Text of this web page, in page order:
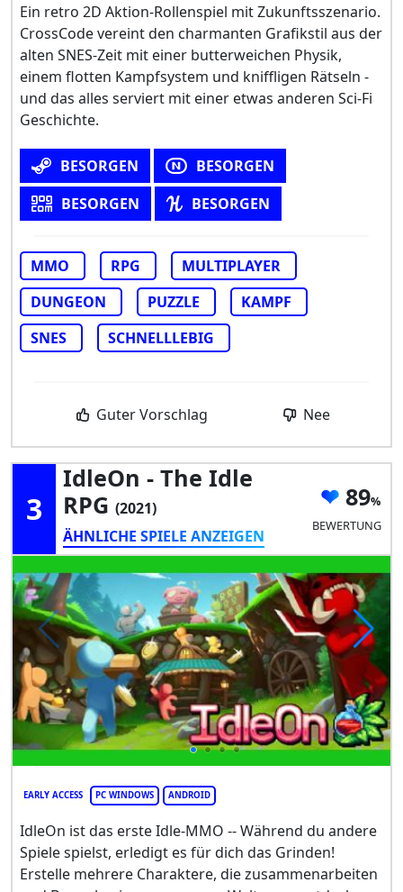
Ein retro 2D Aktion-Rollenspiel mit Zukunftsszenario.
CrossCode vereint den charmanten Grafikstil aus der
alten SNES-Zeit mit einer butterweichen Physik,
einem flotten Kampfsystem und kniffligen Rätseln -
und das alles serviert mit einer etwas anderen Sci-Fi
Geschichte.
BESORGEN
BESORGEN
BESORGEN
BESORGEN
MMO RPG
MULTIPLAYER
DUNGEON
PUZZLE
KAMPF
SNES
SCHNELLLEBIG
Guter Vorschlag Nee
3
IdleOn - The Idle
RPG (2021)
ÄHNLICHE SPIELE ANZEIGEN
89
BEWERTUNG
EARLY ACCESS PC WINDOWS ANDROID
IdleOn ist das erste Idle-MMO -- Während du andere
Spiele spielst, erledigt es für dich das Grinden!
Erstelle mehrere Charaktere, die zusammenarbeiten